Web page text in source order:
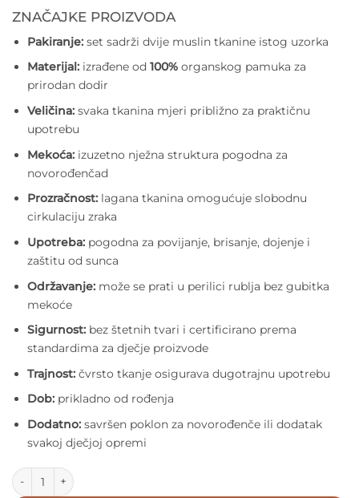
ZNAČAJKE PROIZVODA
Pakiranje: set sadrži dvije muslin tkanine istog uzorka
Materijal: izrađene od 100%organskog pamuka za
prirodan dodir
Veličina: svaka tkanina mjeri približno za praktičnu
upotrebu
Mekoća: izuzetno nježna struktura pogodna za
novorođenčad
Prozračnost: lagana tkanina omogućuje slobodnu
cirkulaciju zraka
Upotreba: pogodna za povijanje, brisanje, dojenje i
zaštitu od sunca
Održavanje: može se prati u perilici rublja bez gubitka
mekoće
Sigurnost: bez štetnih tvari i certificirano prema
standardima za dječje proizvode
Trajnost: čvrsto tkanje osigurava dugotrajnu upotrebu
Dob: prikladno od rođenja
Dodatno: savršen poklon za novorođenče ili dodatak
svakoj dječjoj opremi
Liewood Lewis Muslin tetra pelene 2kom - Mini Panda Sandy